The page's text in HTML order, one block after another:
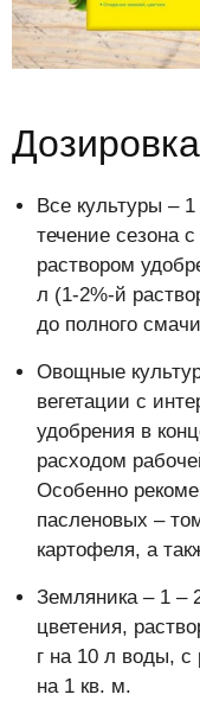
Дозировка
Все культуры –
течение сезона
раствором
л (1-2%-й
до полного
Овощные
вегетации с
удобрения в
расходом
Особенно
пасленовых –
картофеля, а
Земляника – 1 –
цветения,
г на 10 л воды, с
на 1 кв. м.